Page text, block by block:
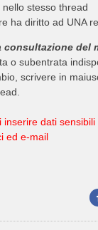
stesso thread
ha diritto ad UNA
consultazione del
o subentrata
scrivere in
inserire dati sensibili
ed e-mail